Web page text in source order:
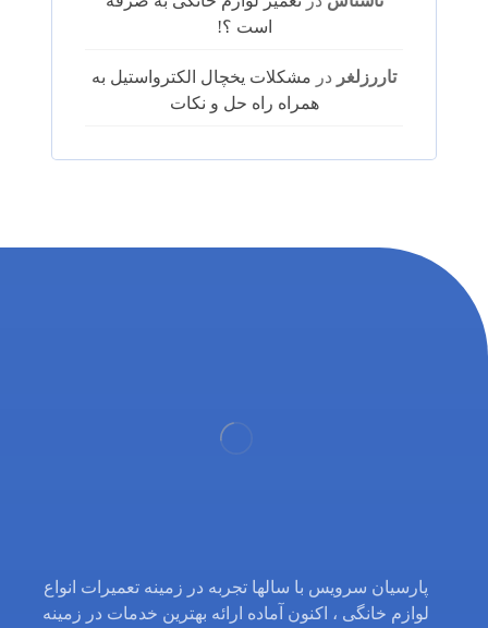
است ؟!
تاررزلغر در مشکلات یخچال الکترواستیل به
همراه راه حل و نکات
پارسیان سرویس با سالها تجربه در زمینه تعمیرات انواع
لوازم خانگی ، اکنون آماده ارائه بهترین خدمات در زمینه